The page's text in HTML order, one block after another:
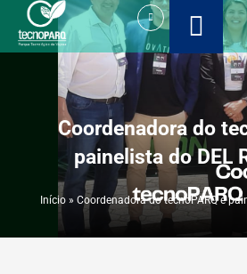
para
o
Coordenadora do
painelista do DEL
Início» Coordenadora do tecnoPARQ é